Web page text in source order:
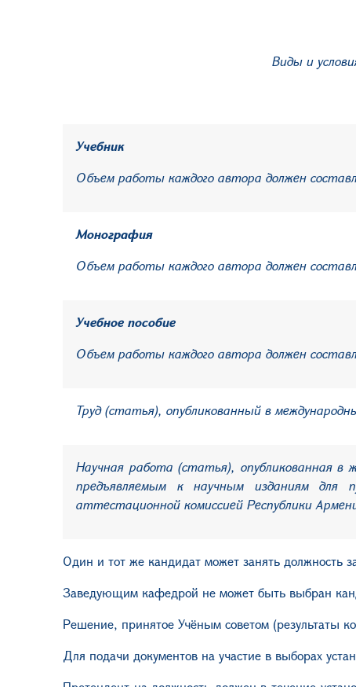
Виды и
Учебник
Объем работы каждого автора должен
Монография
Объем работы каждого автора должен
Учебное пособие
Объем работы каждого автора должен
Труд (статья), опубликованный в
Научная работа (статья), опубликованная в
предъявляемым к научным изданиям для
аттестационной комиссией Республики
Один и тот же кандидат может занять должность
Заведующим кафедрой не может быть выбран
Решение, принятое Учёным советом (результаты
Для подачи документов на участие в выборах